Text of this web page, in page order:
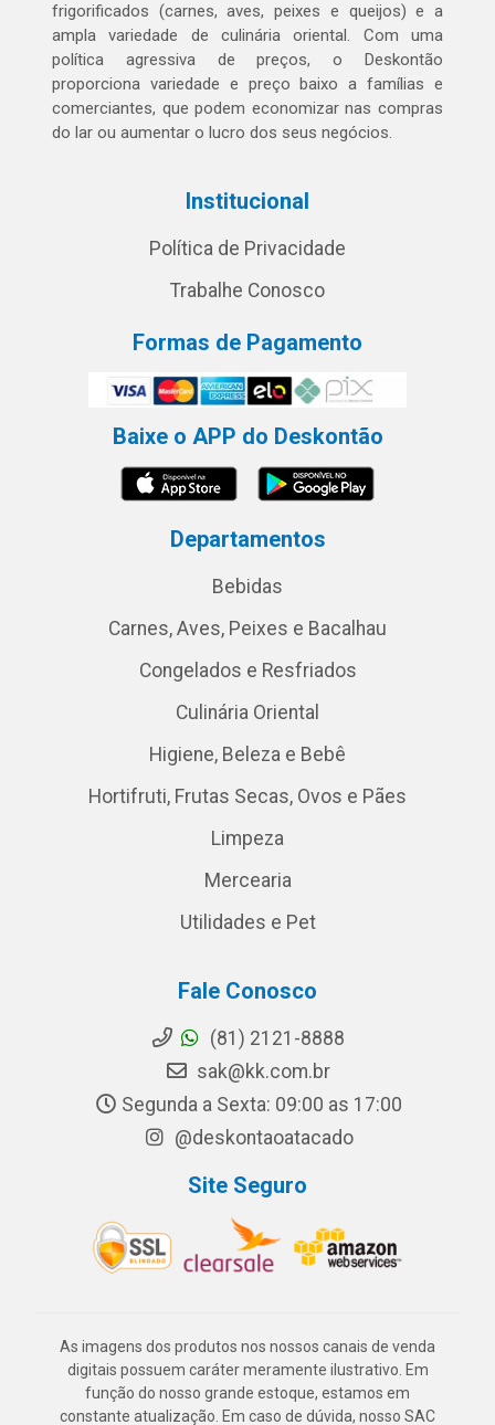
frigorificados (carnes, aves, peixes e queijos) e a
ampla variedade de culinária oriental. Com uma
política agressiva de preços, o Deskontão
proporciona variedade e preço baixo a famílias e
comerciantes, que podem economizar nas compras
do lar ou aumentar o lucro dos seus negócios.
Institucional
Política de Privacidade
Trabalhe Conosco
Formas de Pagamento
Baixe o APP do Deskontão
Departamentos
Bebidas
Carnes, Aves, Peixes e Bacalhau
Congelados e Resfriados
Culinária Oriental
Higiene, Beleza e Bebê
Hortifruti, Frutas Secas, Ovos e Pães
Limpeza
Mercearia
Utilidades e Pet
Fale Conosco
(81) 2121-8888
sak@kk.com.br
Segunda a Sexta: 09:00 as 17:00
@deskontaoatacado
Site Seguro
As imagens dos produtos nos nossos canais de venda
digitais possuem caráter meramente ilustrativo. Em
função do nosso grande estoque, estamos em
constante atualização. Em caso de dúvida, nosso SAC